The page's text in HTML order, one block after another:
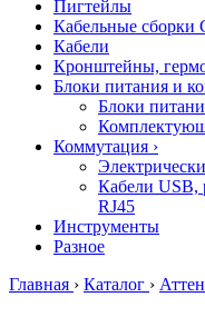
Пигтейлы
Кабельные сборки
Кабели
Кронштейны,
Блоки питания и
Блоки
Коммутация ›
Кабели USB,
RJ45
Инструменты
Разное
Главная › Каталог ›